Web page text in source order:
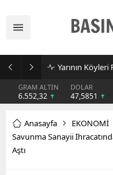
Yarının
GRAM ALTIN
6.552,32
DOLAR
47,5851
Anasayfa
EKONOMİ
Savunma Sanayii
Aştı